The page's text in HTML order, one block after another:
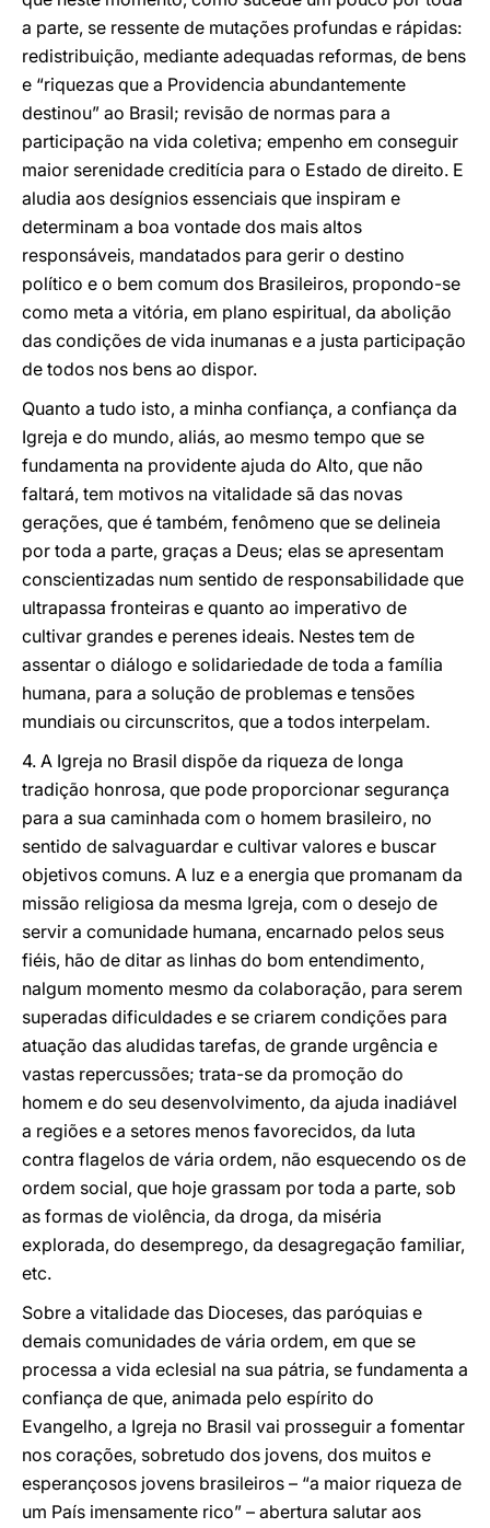
a parte, se ressente de mutações profundas e rápidas:
redistribuição, mediante adequadas reformas, de bens
e “riquezas que a Providencia abundantemente
destinou” ao Brasil; revisão de normas para a
participação na vida coletiva; empenho em conseguir
maior serenidade creditícia para o Estado de direito. E
aludia aos desígnios essenciais que inspiram e
determinam a boa vontade dos mais altos
responsáveis, mandatados para gerir o destino
político e o bem comum dos Brasileiros, propondo-se
como meta a vitória, em plano espiritual, da abolição
das condições de vida inumanas e a justa participação
de todos nos bens ao dispor.
Quanto a tudo isto, a minha confiança, a confiança da
Igreja e do mundo, aliás, ao mesmo tempo que se
fundamenta na providente ajuda do Alto, que não
faltará, tem motivos na vitalidade sã das novas
gerações, que é também, fenômeno que se delineia
por toda a parte, graças a Deus; elas se apresentam
conscientizadas num sentido de responsabilidade que
ultrapassa fronteiras e quanto ao imperativo de
cultivar grandes e perenes ideais. Nestes tem de
assentar o diálogo e solidariedade de toda a família
humana, para a solução de problemas e tensões
mundiais ou circunscritos, que a todos interpelam.
4. A Igreja no Brasil dispõe da riqueza de longa
tradição honrosa, que pode proporcionar segurança
para a sua caminhada com o homem brasileiro, no
sentido de salvaguardar e cultivar valores e buscar
objetivos comuns. A luz e a energia que promanam da
missão religiosa da mesma Igreja, com o desejo de
servir a comunidade humana, encarnado pelos seus
fiéis, hão de ditar as linhas do bom entendimento,
nalgum momento mesmo da colaboração, para serem
superadas dificuldades e se criarem condições para
atuação das aludidas tarefas, de grande urgência e
vastas repercussões; trata-se da promoção do
homem e do seu desenvolvimento, da ajuda inadiável
a regiões e a setores menos favorecidos, da luta
contra flagelos de vária ordem, não esquecendo os de
ordem social, que hoje grassam por toda a parte, sob
as formas de violência, da droga, da miséria
explorada, do desemprego, da desagregação familiar,
etc.
Sobre a vitalidade das Dioceses, das paróquias e
demais comunidades de vária ordem, em que se
processa a vida eclesial na sua pátria, se fundamenta a
confiança de que, animada pelo espírito do
Evangelho, a Igreja no Brasil vai prosseguir a fomentar
nos corações, sobretudo dos jovens, dos muitos e
esperançosos jovens brasileiros – “a maior riqueza de
um País imensamente rico” – abertura salutar aos